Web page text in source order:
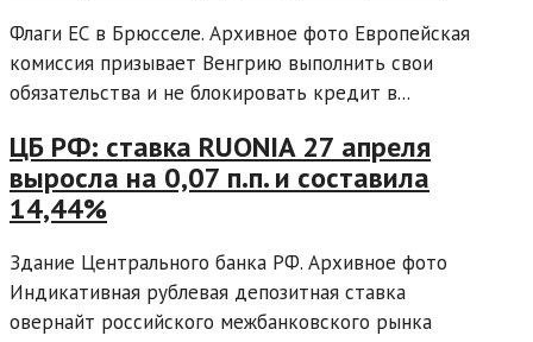
Флаги ЕС в Брюсселе. Архивное фото Европейская
комиссия призывает Венгрию выполнить свои
обязательства и не блокировать кредит в...
ЦБ РФ: ставка RUONIA 27 апреля
выросла на 0,07 п.п. и составила
14,44%
Здание Центрального банка РФ. Архивное фото
Индикативная рублевая депозитная ставка
овернайт российского межбанковского рынка